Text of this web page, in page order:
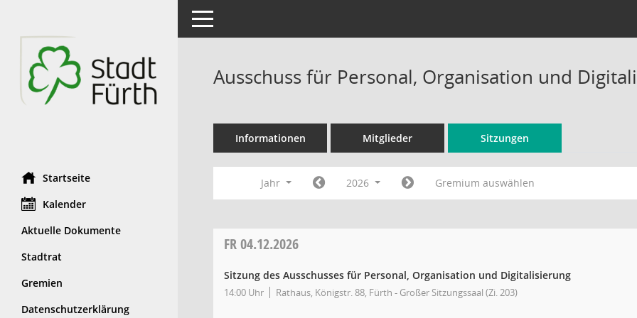
Startseite
Kalender
Aktuelle Dokumente
Stadtrat
Gremien
Datenschutzerklärung
Toggle navigation
Ausschuss für Personal, Organisation und
Informationen Mitglieder Sitzungen
Jahr 2026 Gremium auswählen
FR04.12.2026
Sitzung des Ausschusses für Personal, Organisation und Digitalisierung
14:00 Uhr Rathaus, Königstr. 88, Fürth - Großer Sitzungssaal (Zi. 203)